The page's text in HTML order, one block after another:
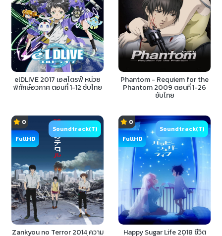
elDLIVE 2017 เอลไดรฟ์ หน่วย
พิทักษ์อวกาศ ตอนที่ 1-12 ซับไทย
Phantom - Requiem for the
Phantom 2009 ตอนที่ 1-26
ซับไทย
0
FullHD
Soundtrack(T)
Zankyou no Terror 2014 ความ
0
FullHD
Soundtrack(T)
Happy Sugar Life 2018 ชีวิต